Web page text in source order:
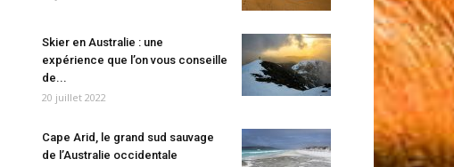
Skier en Australie : une
expérience que l’on vous conseille
de...
20 juillet 2022
Cape Arid, le grand sud sauvage
de l’Australie occidentale